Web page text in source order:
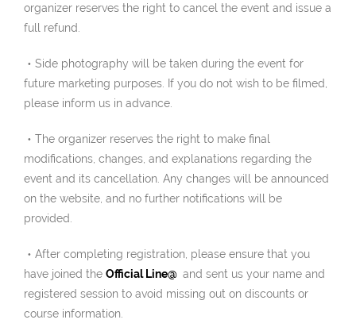
organizer reserves the right to cancel the event and issue a
full refund.
・Side photography will be taken during the event for
future marketing purposes. If you do not wish to be filmed,
please inform us in advance.
・The organizer reserves the right to make final
modifications, changes, and explanations regarding the
event and its cancellation. Any changes will be announced
on the website, and no further notifications will be
provided.
・After completing registration, please ensure that you
have joined the Official Line@ and sent us your name and
registered session to avoid missing out on discounts or
course information.